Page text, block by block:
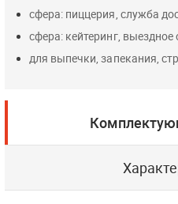
сфера: пиццерия, служба
сфера: кейтеринг,
для выпечки, запекания,